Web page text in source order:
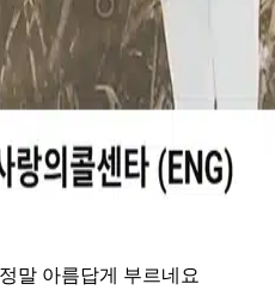
말 아름답게 부르네요